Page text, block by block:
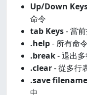
Up/Down
命令
tab Keys- 當
.help- 所有命
.break- 退出
.clear- 從多行
.save filename
中